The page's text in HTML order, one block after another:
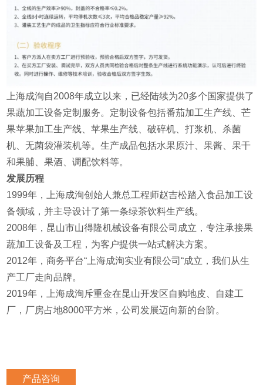
上海成洵自2008年成立以来，已经陆续为20多个国家提供了
果蔬加工设备定制服务。定制设备包括番茄加工生产线、芒
果苹果加工生产线、苹果生产线、破碎机、打浆机、杀菌
机、无菌袋灌装机等。生产成品包括水果原汁、果酱、果干
和果脯、果酒、调配饮料等。
发展历程
1999年，上海成洵创始人兼总工程师赵吉松踏入食品加工设
备领域，并主导设计了第一条绿茶饮料生产线。
2008年，昆山市山得隆机械设备有限公司成立，专注承接果
蔬加工设备及工程，为客户提供一站式解决方案。
2012年，商务平台“上海成洵实业有限公司“成立，我们从生
产工厂走向品牌。
2019年，上海成洵斥重金在昆山开发区自购地皮、自建工
厂，厂房占地8000平方米，公司发展迈向新的台阶。
产品咨询